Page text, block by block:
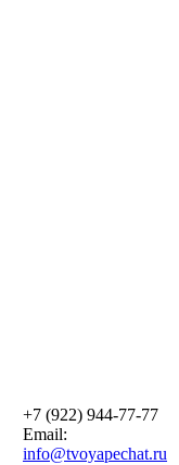
+7 (922) 944-77-77
Email:
info@tvoyapechat.ru